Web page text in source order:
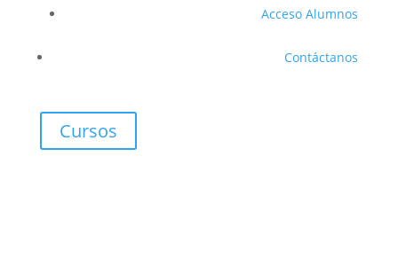
Acceso Alumnos
Contáctanos
Cursos